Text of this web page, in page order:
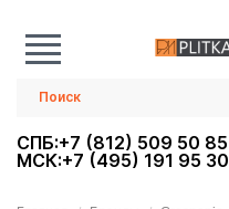
СПБ:+7 (812) 509 50 85
МСК:+7 (495) 191 95 30